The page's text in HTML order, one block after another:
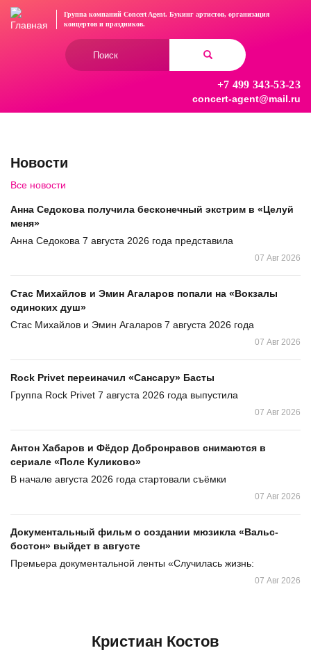
Перейти
Группа компаний Concert Agent. Букинг артистов, организация
концертови праздников.
+7 499 343-53-23
concert-agent@mail.ru
Новости
Все новости
Анна Седокова получила бесконечный экстрим в «Целуй
меня»
Анна Седокова 7 августа 2026 года представила
07 Авг 2026
Стас Михайлов и Эмин Агаларов попали на «Вокзалы
одиноких душ»
Стас Михайлов и Эмин Агаларов 7 августа 2026 года
07 Авг 2026
Rock Privet переиначил «Сансару» Басты
Группа Rock Privet 7 августа 2026 года выпустила
07 Авг 2026
Антон Хабаров и Фёдор Добронравов снимаются в
сериале «Поле Куликово»
В начале августа 2026 года стартовали съёмки
07 Авг 2026
Документальный фильм о создании мюзикла «Вальс-
бостон» выйдет в августе
Премьера документальной ленты «Случилась жизнь:
07 Авг 2026
Кристиан Костов